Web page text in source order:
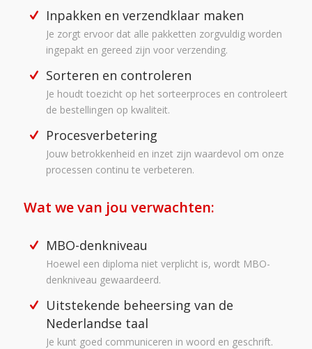
Inpakken en verzendklaar maken
Je zorgt ervoor dat alle pakketten zorgvuldig worden
ingepakt en gereed zijn voor verzending.
Sorteren en controleren
Je houdt toezicht op het sorteerproces en controleert
de bestellingen op kwaliteit.
Procesverbetering
Jouw betrokkenheid en inzet zijn waardevol om onze
processen continu te verbeteren.
Wat we van jou verwachten:
MBO-denkniveau
Hoewel een diploma niet verplicht is, wordt MBO-
denkniveau gewaardeerd.
Uitstekende beheersing van de
Nederlandse taal
Je kunt goed communiceren in woord en geschrift.